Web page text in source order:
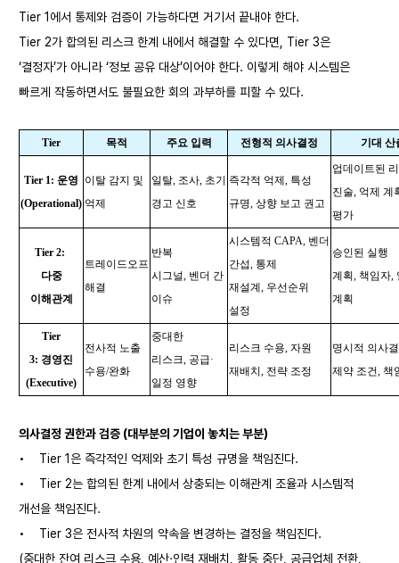
Tier 1에서 통제와 검증이 가능하다면 거기서 끝내야 한다.
Tier 2가 합의된 리스크 한계 내에서 해결할 수 있다면, Tier 3은
‘결정자’가 아니라 ‘정보 공유 대상’이어야 한다. 이렇게 해야 시스템은
빠르게 작동하면서도 불필요한 회의 과부하를 피할 수 있다.
Tier 목적 주요 입력 전형적 의사결정 기대 산
Tier 1: 운영
(Operational)
이탈 감지 및
억제
일탈, 조사, 초기
경고 신호
즉각적 억제, 특성
규명, 상향 보고 권고
업데이트된
진술, 억제 계
평가
Tier 2:
다중
이해관계
트레이드오프
해결
반복
시그널, 벤더 간
이슈
시스템적 CAPA, 벤더
간섭, 통제
재설계, 우선순위
설정
승인된 실행
계획, 책임자,
계획
Tier
3: 경영진
(Executive)
전사적 노출
수용/완화
중대한
리스크, 공급·
일정 영향
리스크 수용, 자원
재배치, 전략 조정
명시적 의사
제약 조건, 책
의사결정 권한과 검증 (대부분의 기업이 놓치는 부분)
•
Tier 1은 즉각적인 억제와 초기 특성 규명을 책임진다.
•
Tier 2는 합의된 한계 내에서 상충되는 이해관계 조율과 시스템적
개선을 책임진다.
•
Tier 3은 전사적 차원의 약속을 변경하는 결정을 책임진다.
(중대한 잔여 리스크 수용, 예산·인력 재배치, 활동 중단, 공급업체 전환,